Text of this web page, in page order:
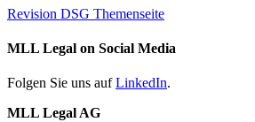
Revision DSG Themenseite
MLL Legal on Social Media
Folgen Sie uns aufLinkedIn.
MLL Legal AG